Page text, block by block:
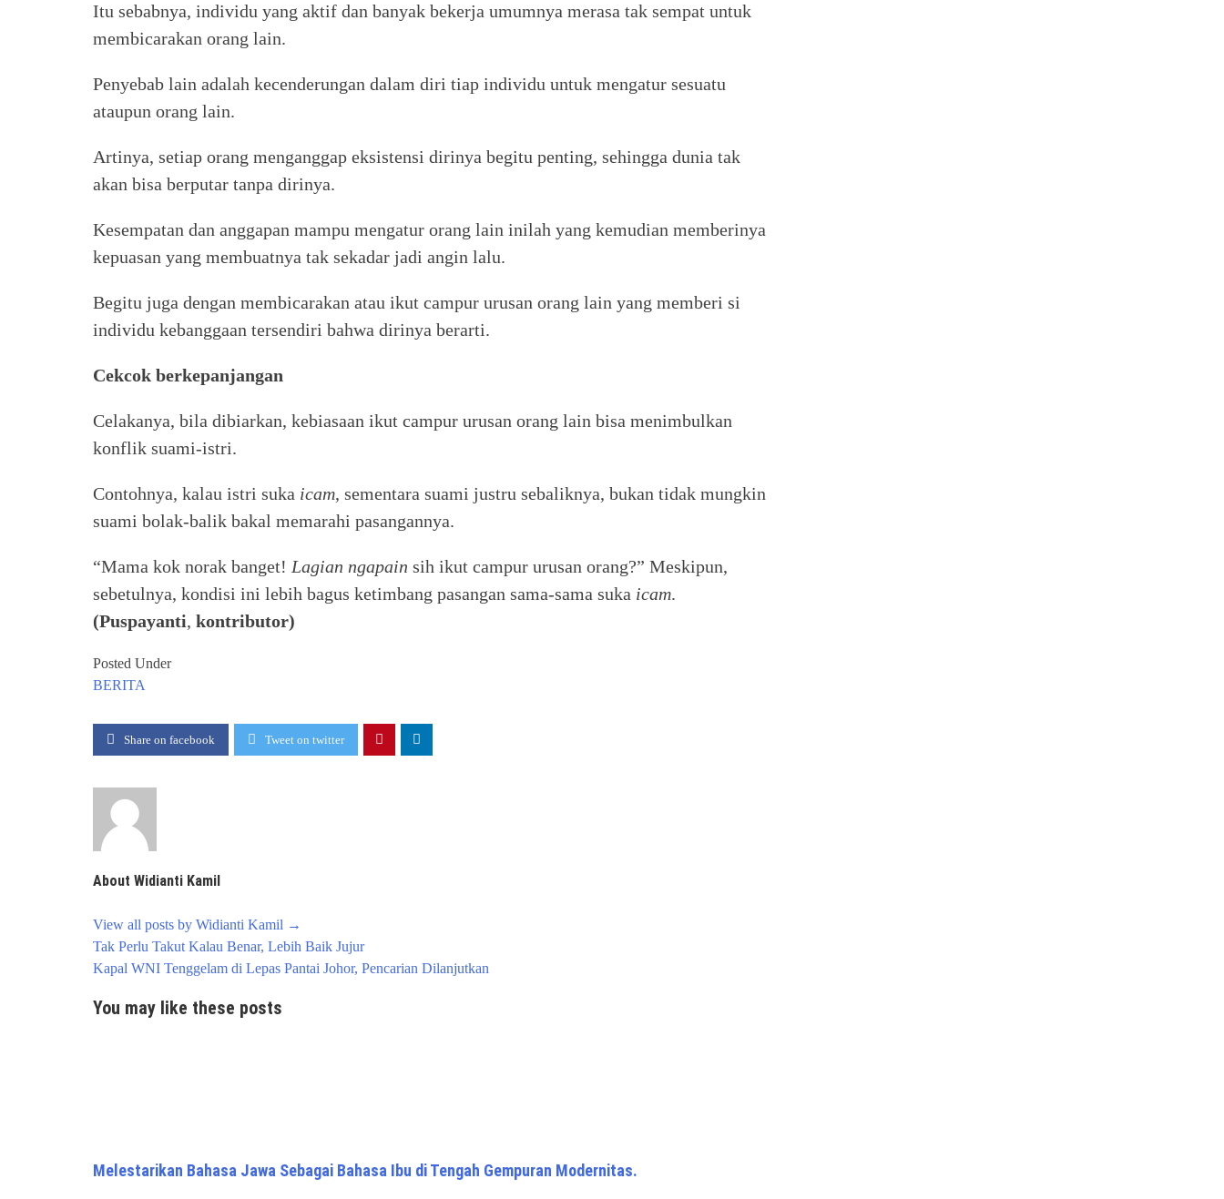
Itu sebabnya, individu yang aktif dan banyak bekerja umumnya merasa tak sempat untuk
membicarakan orang lain.
Penyebab lain adalah kecenderungan dalam diri tiap individu untuk mengatur sesuatu
ataupun orang lain.
Artinya, setiap orang menganggap eksistensi dirinya begitu penting, sehingga dunia tak
akan bisa berputar tanpa dirinya.
Kesempatan dan anggapan mampu mengatur orang lain inilah yang kemudian memberinya
kepuasan yang membuatnya tak sekadar jadi angin lalu.
Begitu juga dengan membicarakan atau ikut campur urusan orang lain yang memberi si
individu kebanggaan tersendiri bahwa dirinya berarti.
Cekcok berkepanjangan
Celakanya, bila dibiarkan, kebiasaan ikut campur urusan orang lain bisa menimbulkan
konflik suami-istri.
Contohnya, kalau istri suka icam, sementara suami justru sebaliknya, bukan tidak mungkin
suami bolak-balik bakal memarahi pasangannya.
“Mama kok norak banget! Lagian ngapain sih ikut campur urusan orang?” Meskipun,
sebetulnya, kondisi ini lebih bagus ketimbang pasangan sama-sama suka icam.
(Puspayanti, kontributor)
Posted Under
BERITA
Share on facebook Tweet on twitter
About Widianti Kamil
View all posts by Widianti Kamil →
Post
navigation
Tak Perlu Takut Kalau Benar, Lebih Baik Jujur
Kapal WNI Tenggelam di Lepas Pantai Johor, Pencarian Dilanjutkan
You may like these posts
Melestarikan Bahasa Jawa Sebagai Bahasa Ibu di Tengah Gempuran Modernitas.